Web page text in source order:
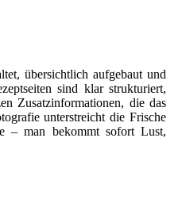
übersichtlich aufgebaut und
sind klar strukturiert,
Zusatzinformationen, die das
unterstreicht die Frische
– man bekommt sofort Lust,